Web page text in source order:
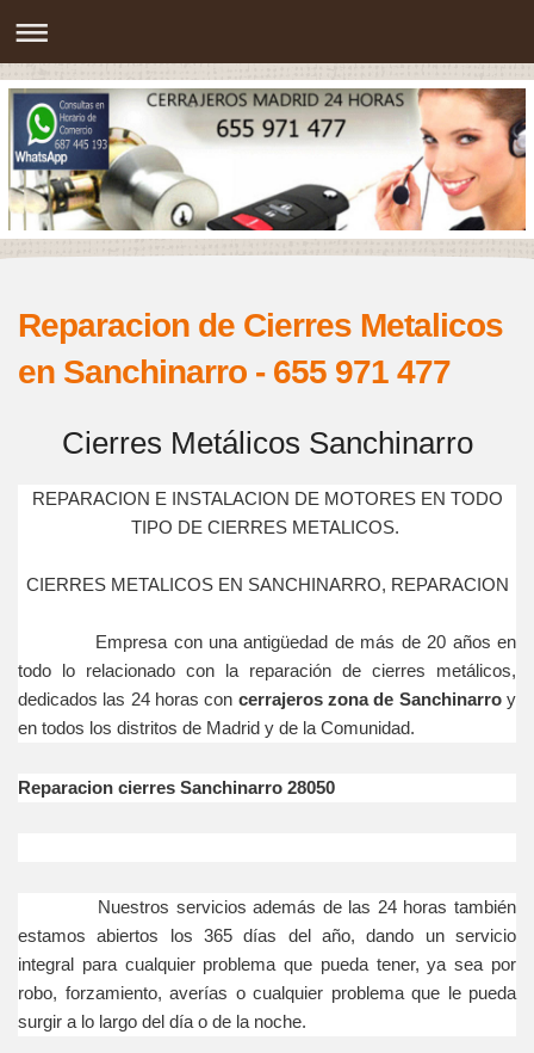
Reparacion de Cierres Metalicos
en Sanchinarro - 655 971 477
Cierres Metálicos Sanchinarro
REPARACION E INSTALACION DE MOTORES EN TODO
TIPO DE CIERRES METALICOS.
CIERRES METALICOS EN SANCHINARRO, REPARACION
Empresa con una antigüedad de más de 20 años en
todo lo relacionado con la reparación de cierres metálicos,
dedicados las 24 horas con cerrajeros zona de Sanchinarroy
en todos los distritos de Madrid y de la Comunidad.
Reparacion cierres Sanchinarro 28050
Nuestros servicios además de las 24 horas también
estamos abiertos los 365 días del año, dando un servicio
integral para cualquier problema que pueda tener, ya sea por
robo, forzamiento, averías o cualquier problema que le pueda
surgir a lo largo del día o de la noche.